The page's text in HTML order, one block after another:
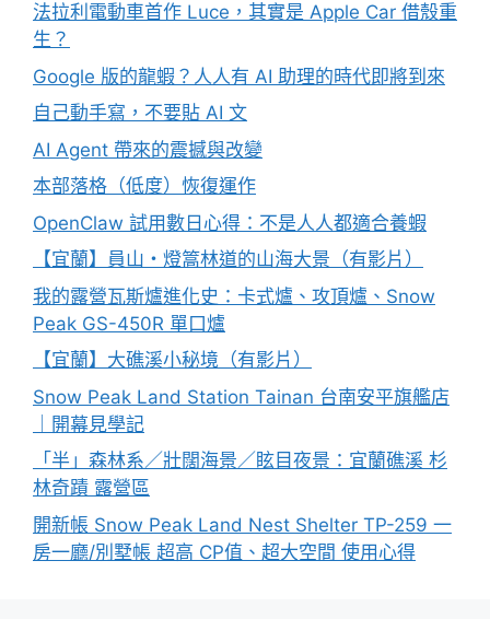
法拉利電動車首作 Luce，其實是 Apple Car 借殼重
生？
Google 版的龍蝦？人人有 AI 助理的時代即將到來
自己動手寫，不要貼 AI 文
AI Agent 帶來的震撼與改變
本部落格（低度）恢復運作
OpenClaw 試用數日心得：不是人人都適合養蝦
【宜蘭】員山・燈篙林道的山海大景（有影片）
我的露營瓦斯爐進化史：卡式爐、攻頂爐、Snow
Peak GS-450R 單口爐
【宜蘭】大礁溪小秘境（有影片）
Snow Peak Land Station Tainan 台南安平旗艦店
｜開幕見學記
「半」森林系／壯闊海景／眩目夜景：宜蘭礁溪 杉
林奇蹟 露營區
開新帳 Snow Peak Land Nest Shelter TP-259 一
房一廳/別墅帳 超高 CP值、超大空間 使用心得